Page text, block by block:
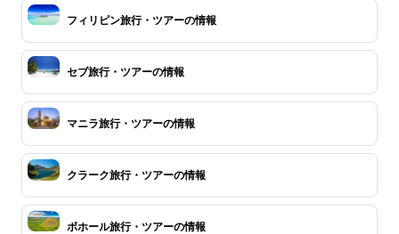
フィリピン旅行・ツアーの情報
セブ旅行・ツアーの情報
マニラ旅行・ツアーの情報
クラーク旅行・ツアーの情報
ボホール旅行・ツアーの情報